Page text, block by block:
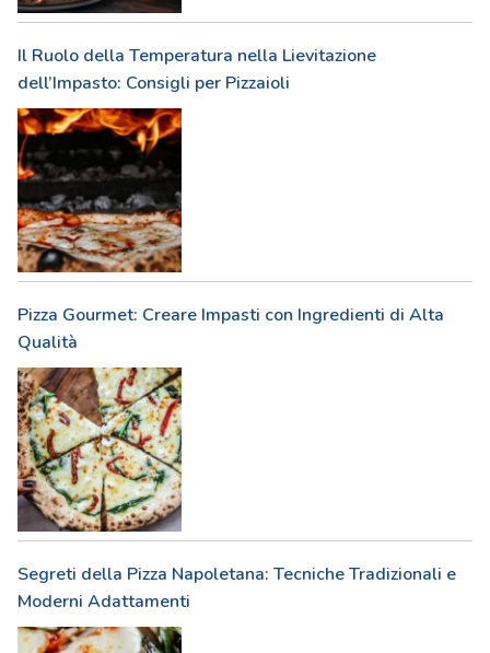
Il Ruolo della Temperatura nella Lievitazione
dell’Impasto: Consigli per Pizzaioli
Pizza Gourmet: Creare Impasti con Ingredienti di Alta
Qualità
Segreti della Pizza Napoletana: Tecniche Tradizionali e
Moderni Adattamenti